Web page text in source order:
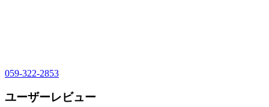
059-322-2853
ユーザーレビュー